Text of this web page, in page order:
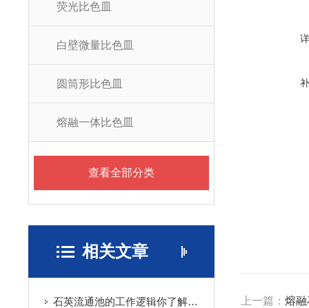
荧光比色皿
白壁微量比色皿
圆筒形比色皿
熔融一体比色皿
查看全部分类
相关文章
石英流通池的工作逻辑你了解多少呢 上一篇：熔